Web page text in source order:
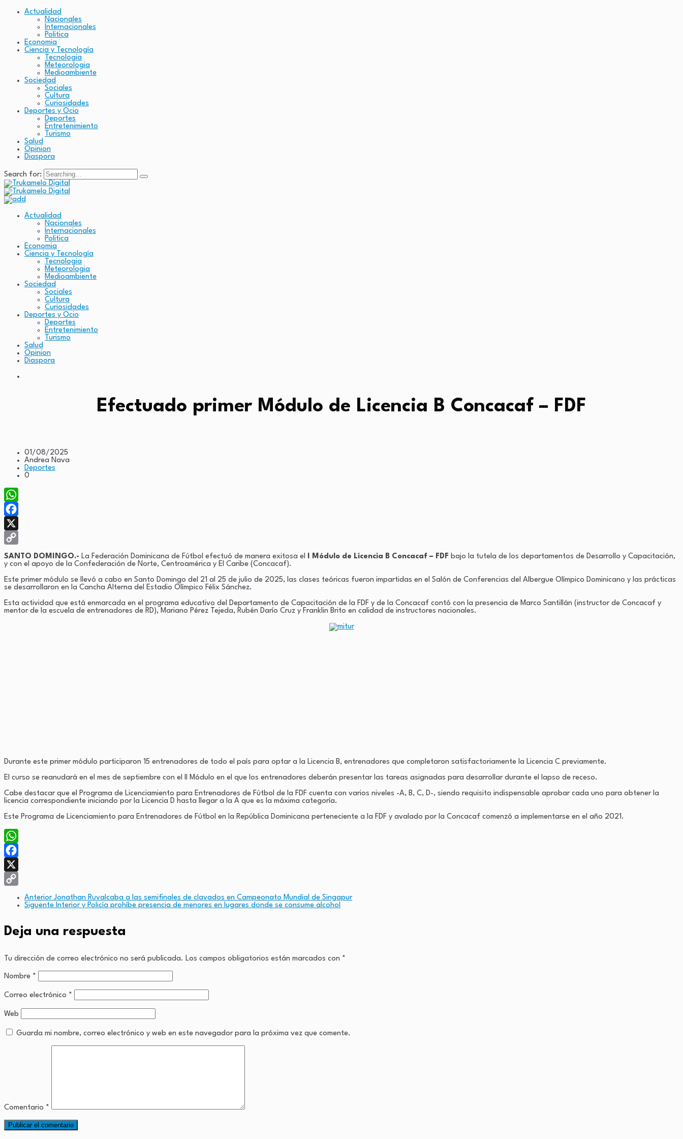
Actualidad
Nacionales
Internacionales
Politica
Economia
Ciencia y Tecnología
Tecnologia
Meteorologia
Medioambiente
Sociedad
Sociales
Cultura
Curiosidades
Deportes y Ocio
Deportes
Entretenimiento
Turismo
Salud
Opinion
Diaspora
Search for:
Actualidad
Nacionales
Internacionales
Politica
Economia
Ciencia y Tecnología
Tecnologia
Meteorologia
Medioambiente
Sociedad
Sociales
Cultura
Curiosidades
Deportes y Ocio
Deportes
Entretenimiento
Turismo
Salud
Opinion
Diaspora
Efectuado primer Módulo de Licencia B Concacaf – FDF
01/08/2025
Andrea Nava
Deportes
0
WhatsApp
Facebook
X
Copy
Link
SANTO DOMINGO.- La Federación Dominicana de Fútbol efectuó de manera exitosa el I Módulo de Licencia B Concacaf – FDF bajo la tutela de los departamentos de Desarrollo y Capacitación,
y con el apoyo de la Confederación de Norte, Centroamérica y El Caribe (Concacaf).
Este primer módulo se llevó a cabo en Santo Domingo del 21 al 25 de julio de 2025, las clases teóricas fueron impartidas en el Salón de Conferencias del Albergue Olímpico Dominicano y las prácticas
se desarrollaron en la Cancha Alterna del Estadio Olímpico Félix Sánchez.
Esta actividad que está enmarcada en el programa educativo del Departamento de Capacitación de la FDF y de la Concacaf contó con la presencia de Marco Santillán (instructor de Concacaf y
mentor de la escuela de entrenadores de RD), Mariano Pérez Tejeda, Rubén Darío Cruz y Franklin Brito en calidad de instructores nacionales.
Durante este primer módulo participaron 15 entrenadores de todo el país para optar a la Licencia B, entrenadores que completaron satisfactoriamente la Licencia C previamente.
El curso se reanudará en el mes de septiembre con el II Módulo en el que los entrenadores deberán presentar las tareas asignadas para desarrollar durante el lapso de receso.
Cabe destacar que el Programa de Licenciamiento para Entrenadores de Fútbol de la FDF cuenta con varios niveles -A, B, C, D-, siendo requisito indispensable aprobar cada uno para obtener la
licencia correspondiente iniciando por la Licencia D hasta llegar a la A que es la máxima categoría.
Este Programa de Licenciamiento para Entrenadores de Fútbol en la República Dominicana perteneciente a la FDF y avalado por la Concacaf comenzó a implementarse en el año 2021.
WhatsApp
Facebook
X
Anterior Jonathan Ruvalcaba a las semifinales de clavados en Campeonato Mundial de Singapur
Siguente Interior y Policía prohíbe presencia de menores en lugares donde se consume alcohol
Deja una respuesta
Tu dirección de correo electrónico no será publicada. Los campos obligatorios están marcados con *
Nombre *
Correo electrónico *
Web
Guarda mi nombre, correo electrónico y web en este navegador para la próxima vez que comente.
Comentario *